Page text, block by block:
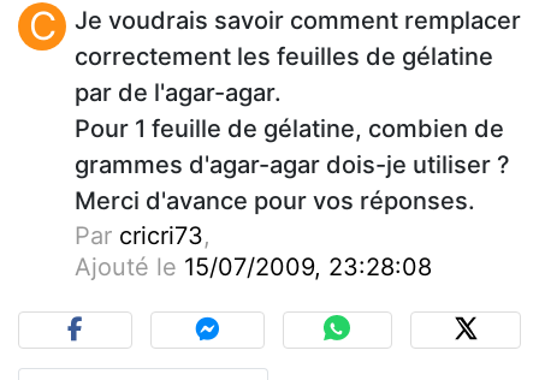
C
Je voudrais savoir comment remplacer
correctement les feuilles de gélatine
par de l'agar-agar.
Pour 1 feuille de gélatine, combien de
grammes d'agar-agar dois-je utiliser ?
Merci d'avance pour vos réponses.
Par cricri73,
Ajouté le 15/07/2009, 23:28:08